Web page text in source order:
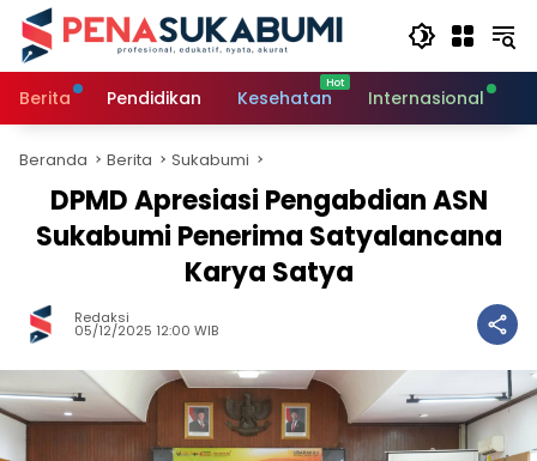
Langsung
konten
Berita
Pendidikan Kesehatan Internasional
Beranda Berita Sukabumi
DPMD Apresiasi Pengabdian ASN
Sukabumi Penerima Satyalancana
Karya Satya
Redaksi
05/12/2025 12:00 WIB